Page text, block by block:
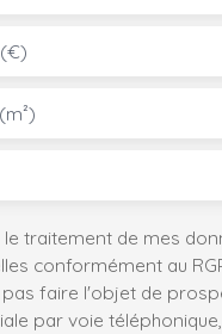
traitement de mes
conformément au
pas faire l'objet de
par voie